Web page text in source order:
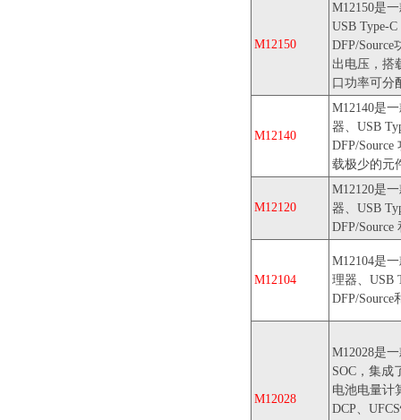
M12150
M12150是
USB Type-
DFP/
出电压，搭
口功率可分
M12140
M12140是
器、USB
DFP/
载极少的元
M12120
M12120是
器、USB
DFP/Source
M12104
M12104是
理器、USB
DFP/Source
M12028
M12028是
SOC，集成
电池电量计
DCP、